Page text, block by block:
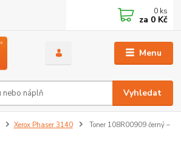
Menu
Vyhledat
0 ks
za 0 Kč
Xerox Phaser 3140
Toner 108R00909 černý –